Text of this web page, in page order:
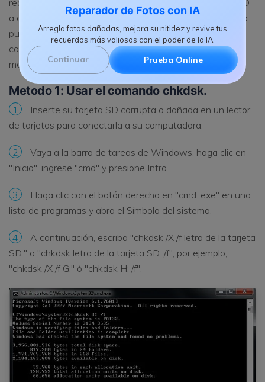
Reparador de Fotos con IA
Arregla fotos dañadas, mejora su nitidez y revive tus
recuerdos más valiosos con el poder de la IA.
Continuar Prueba Online
realmente dañada, puede intentar conectar su tarjeta SD
a otro dispositivo, ya que a veces algunos dispositivos no
pueden leer una tarjeta SD o no pueden ser compatibles
con ella. Si no funciona, puede probar los siguientes
métodos.
Metodo 1: Usar el comando chkdsk.
1
Inserte su tarjeta SD corrupta o dañada en un lector
de tarjetas para conectarla a su computadora.
2
Vaya a la barra de tareas de Windows, haga clic en
"Inicio", ingrese "cmd" y presione Intro.
3
Haga clic con el botón derecho en "cmd. exe" en una
lista de programas y abra el Símbolo del sistema.
4
A continuación, escriba "chkdsk /X /f letra de la tarjeta
SD:" o "chkdsk letra de la tarjeta SD: /f", por ejemplo,
"chkdsk /X /f G:" ó "chkdsk H: /f".